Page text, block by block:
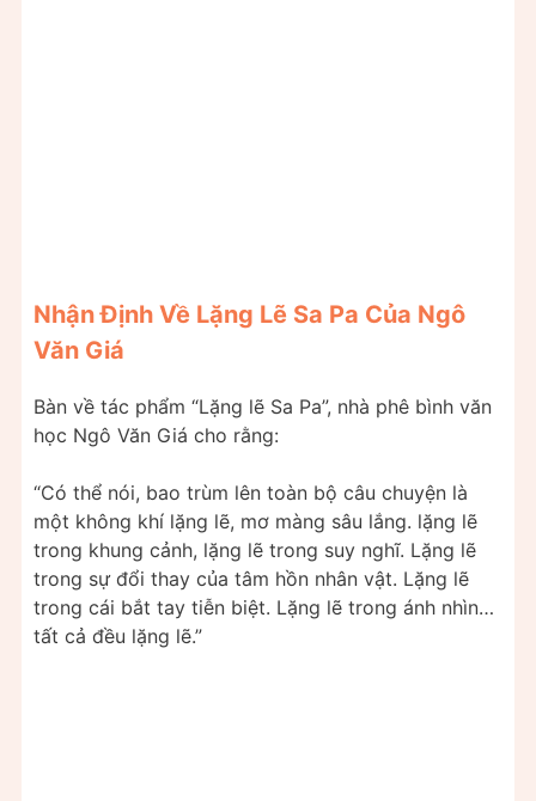
Nhận Định Về Lặng Lẽ Sa Pa Của Ngô
Văn Giá
Bàn về tác phẩm “Lặng lẽ Sa Pa”, nhà phê bình văn
học Ngô Văn Giá cho rằng:
“Có thể nói, bao trùm lên toàn bộ câu chuyện là
một không khí lặng lẽ, mơ màng sâu lắng. lặng lẽ
trong khung cảnh, lặng lẽ trong suy nghĩ. Lặng lẽ
trong sự đổi thay của tâm hồn nhân vật. Lặng lẽ
trong cái bắt tay tiễn biệt. Lặng lẽ trong ánh nhìn…
tất cả đều lặng lẽ.”